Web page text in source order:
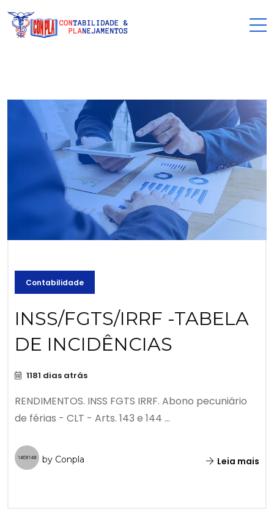
Contabilidade
INSS/FGTS/IRRF -TABELA
DE INCIDÊNCIAS
1181 dias atrás
RENDIMENTOS. INSS FGTS IRRF. Abono pecuniário
de férias - CLT - Arts. 143 e 144 ...
by Conpla Leia mais